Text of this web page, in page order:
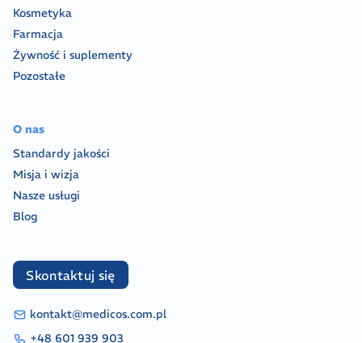
Kosmetyka
Farmacja
Żywność i suplementy
Pozostałe
O nas
Standardy jakości
Misja i wizja
Nasze usługi
Blog
Skontaktuj się
kontakt@medicos.com.pl
+48 601 939 903